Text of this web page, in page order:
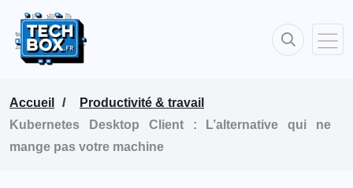
Accueil
Productivité & travail
Kubernetes Desktop Client : L’alternative qui ne
mange pas votre machine